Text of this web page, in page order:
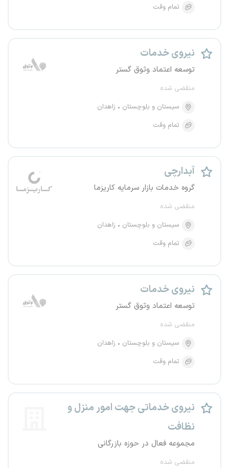
تمام وقت
نیروی خدمات
توسعه اعتماد وثوق گستر
منقضی شده
سیستان و بلوچستان
زاهدان
تمام وقت
آبدارچی
گروه خدمات بازار سرمایه کاریزما
منقضی شده
سیستان و بلوچستان
زاهدان
تمام وقت
نیروی خدمات
توسعه اعتماد وثوق گستر
منقضی شده
سیستان و بلوچستان
زاهدان
تمام وقت
نیروی خدماتی جهت امور منزل و
نظافت
مجموعه فعال در حوزه بازرگانی
منقضی شده